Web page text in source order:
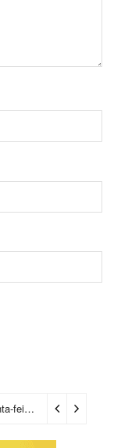
Casa do Benin será reaberta nesta quinta-feira (6) 2 dias ago